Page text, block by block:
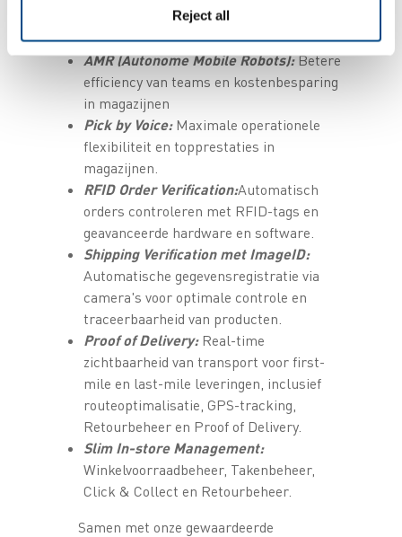
Reject all
Drone Inventory:Nauwkeurige en
autonome voorraadtelling van pallets.
AMR (Autonome Mobile Robots):Betere
efficiency van teams en kostenbesparing
in magazijnen
Pick by Voice:Maximale operationele
flexibiliteit en topprestaties in
magazijnen.
RFID Order Verification:Automatisch
orders controleren met RFID-tags en
geavanceerde hardware en software.
Shipping Verification met ImageID:
Automatische gegevensregistratie via
camera's voor optimale controle en
traceerbaarheid van producten.
Proof of Delivery: Real-time
zichtbaarheid van transport voor first-
mile en last-mile leveringen, inclusief
routeoptimalisatie, GPS-tracking,
Retourbeheer en Proof of Delivery.
Slim In-store Management:
Winkelvoorraadbeheer, Takenbeheer,
Click & Collect en Retourbeheer.
Samen met onze gewaardeerde